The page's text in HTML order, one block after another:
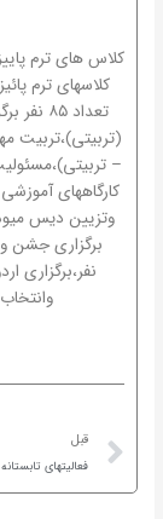
کلاس های ترم
کلاسهای ترم
تعداد
(تربیتی)،تربیت
–
کارگاههای
وتزیین دیس
Prev
قبل
فعالیتهای